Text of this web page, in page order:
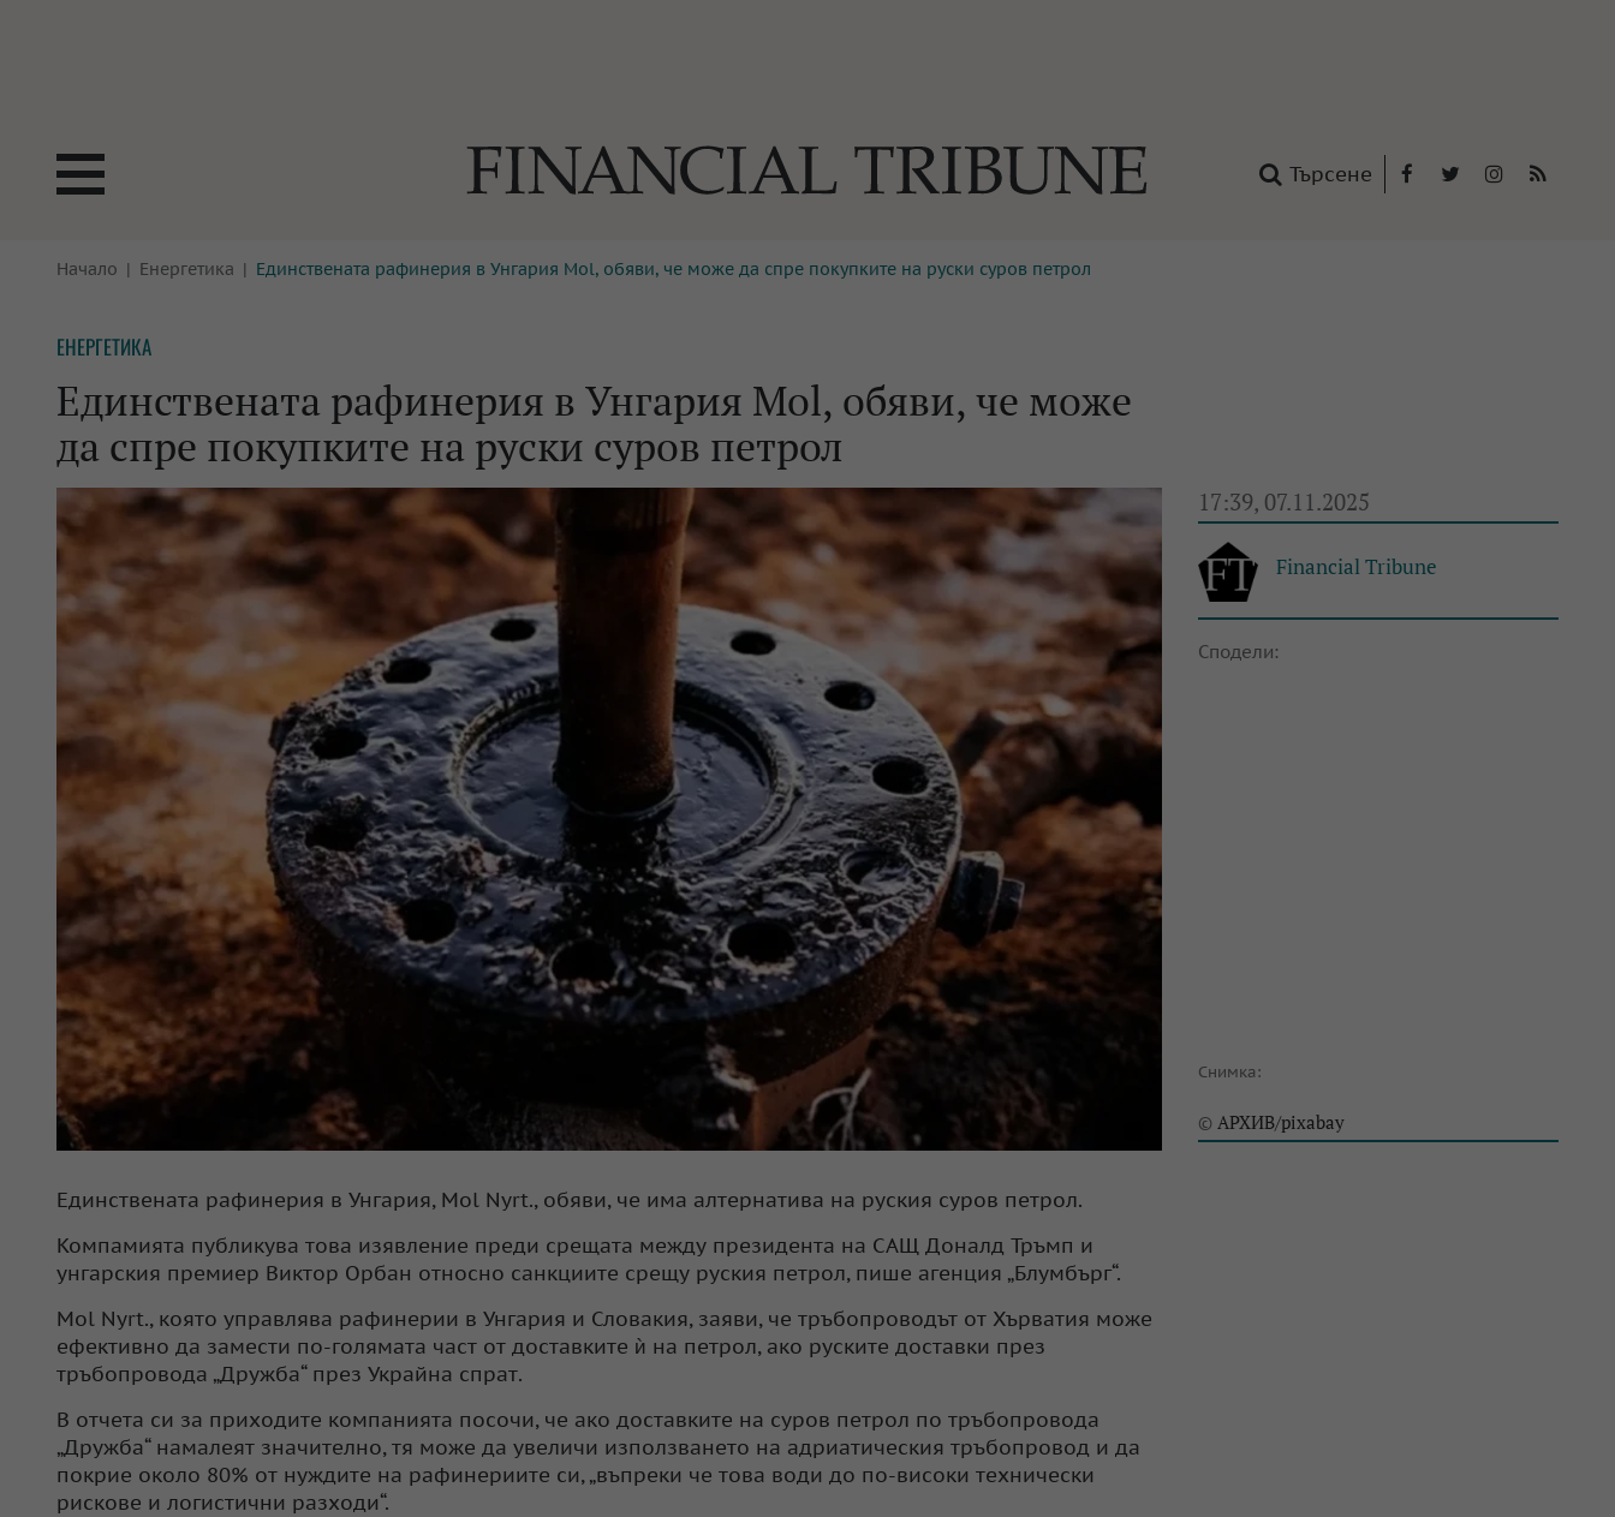
Търсене
БОРСИ
КРИПТО
БАНКИ
ПАРИТЕ
ЗАСТРАХОВАНЕ
ЕНЕРГЕТИКА
ТЕХНОЛОГИИ
ИМОТИ
АВТОМОБИЛИ
МУЛТИМЕДИЯ
За нас Реклама Контакти
Начало Енергетика Единствената рафинерия в Унгария Mol, обяви, че може да спре покупките на руски суров петрол
ЕНЕРГЕТИКА
Единствената рафинерия в Унгария Mol, обяви, че може
да спре покупките на руски суров петрол
17:39, 07.11.2025
Financial Tribune
Сподели:
Снимка:
© АРХИВ/pixabay
Единствената рафинерия в Унгария, Mol Nyrt., обяви, че има алтернатива на руския суров петрол.
Компамията публикува това изявление преди срещата между президента на САЩ Доналд Тръмп и
унгарския премиер Виктор Орбан относно санкциите срещу руския петрол, пише агенция „Блумбърг“.
Mol Nyrt., която управлява рафинерии в Унгария и Словакия, заяви, че тръбопроводът от Хърватия може
ефективно да замести по-голямата част от доставките ѝ на петрол, ако руските доставки през
тръбопровода „Дружба“ през Украйна спрат.
В отчета си за приходите компанията посочи, че ако доставките на суров петрол по тръбопровода
„Дружба“ намалеят значително, тя може да увеличи използването на адриатическия тръбопровод и да
покрие около 80% от нуждите на рафинериите си, „въпреки че това води до по-високи технически
рискове и логистични разходи“.